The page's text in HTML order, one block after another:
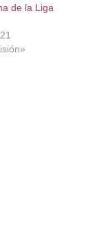
de la Liga